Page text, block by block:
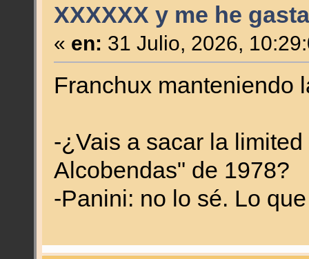
XXXXXX y me he
« en: 31 Julio, 2026,
Franchux manteniendo
-¿Vais a sacar la
Alcobendas" de 1978?
-Panini: no lo sé. Lo